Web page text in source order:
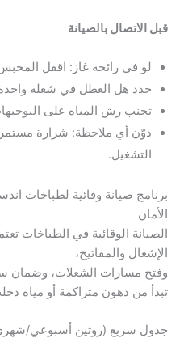
قبل الاتصال بالصيانة
لو في رائحة غاز: اقفل
حدد هل العطل في شعلة
تجنب رش المياه على
دوّن أي ملاحظة: شرارة
التشغيل.
برنامج صيانة وقائية لطباخات
الأمان
الصيانة الوقائية في الطباخات
الإشعال والمفاتيح،
وفتح مسارات الشعلات، وضمان
تبدأ من دهون متراكمة أو مياه
جدول سريع (روتين أسبوعي/